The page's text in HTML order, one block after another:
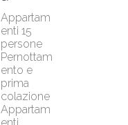
Appartam
enti 15
persone
Pernottam
ento e
prima
colazione
Appartam